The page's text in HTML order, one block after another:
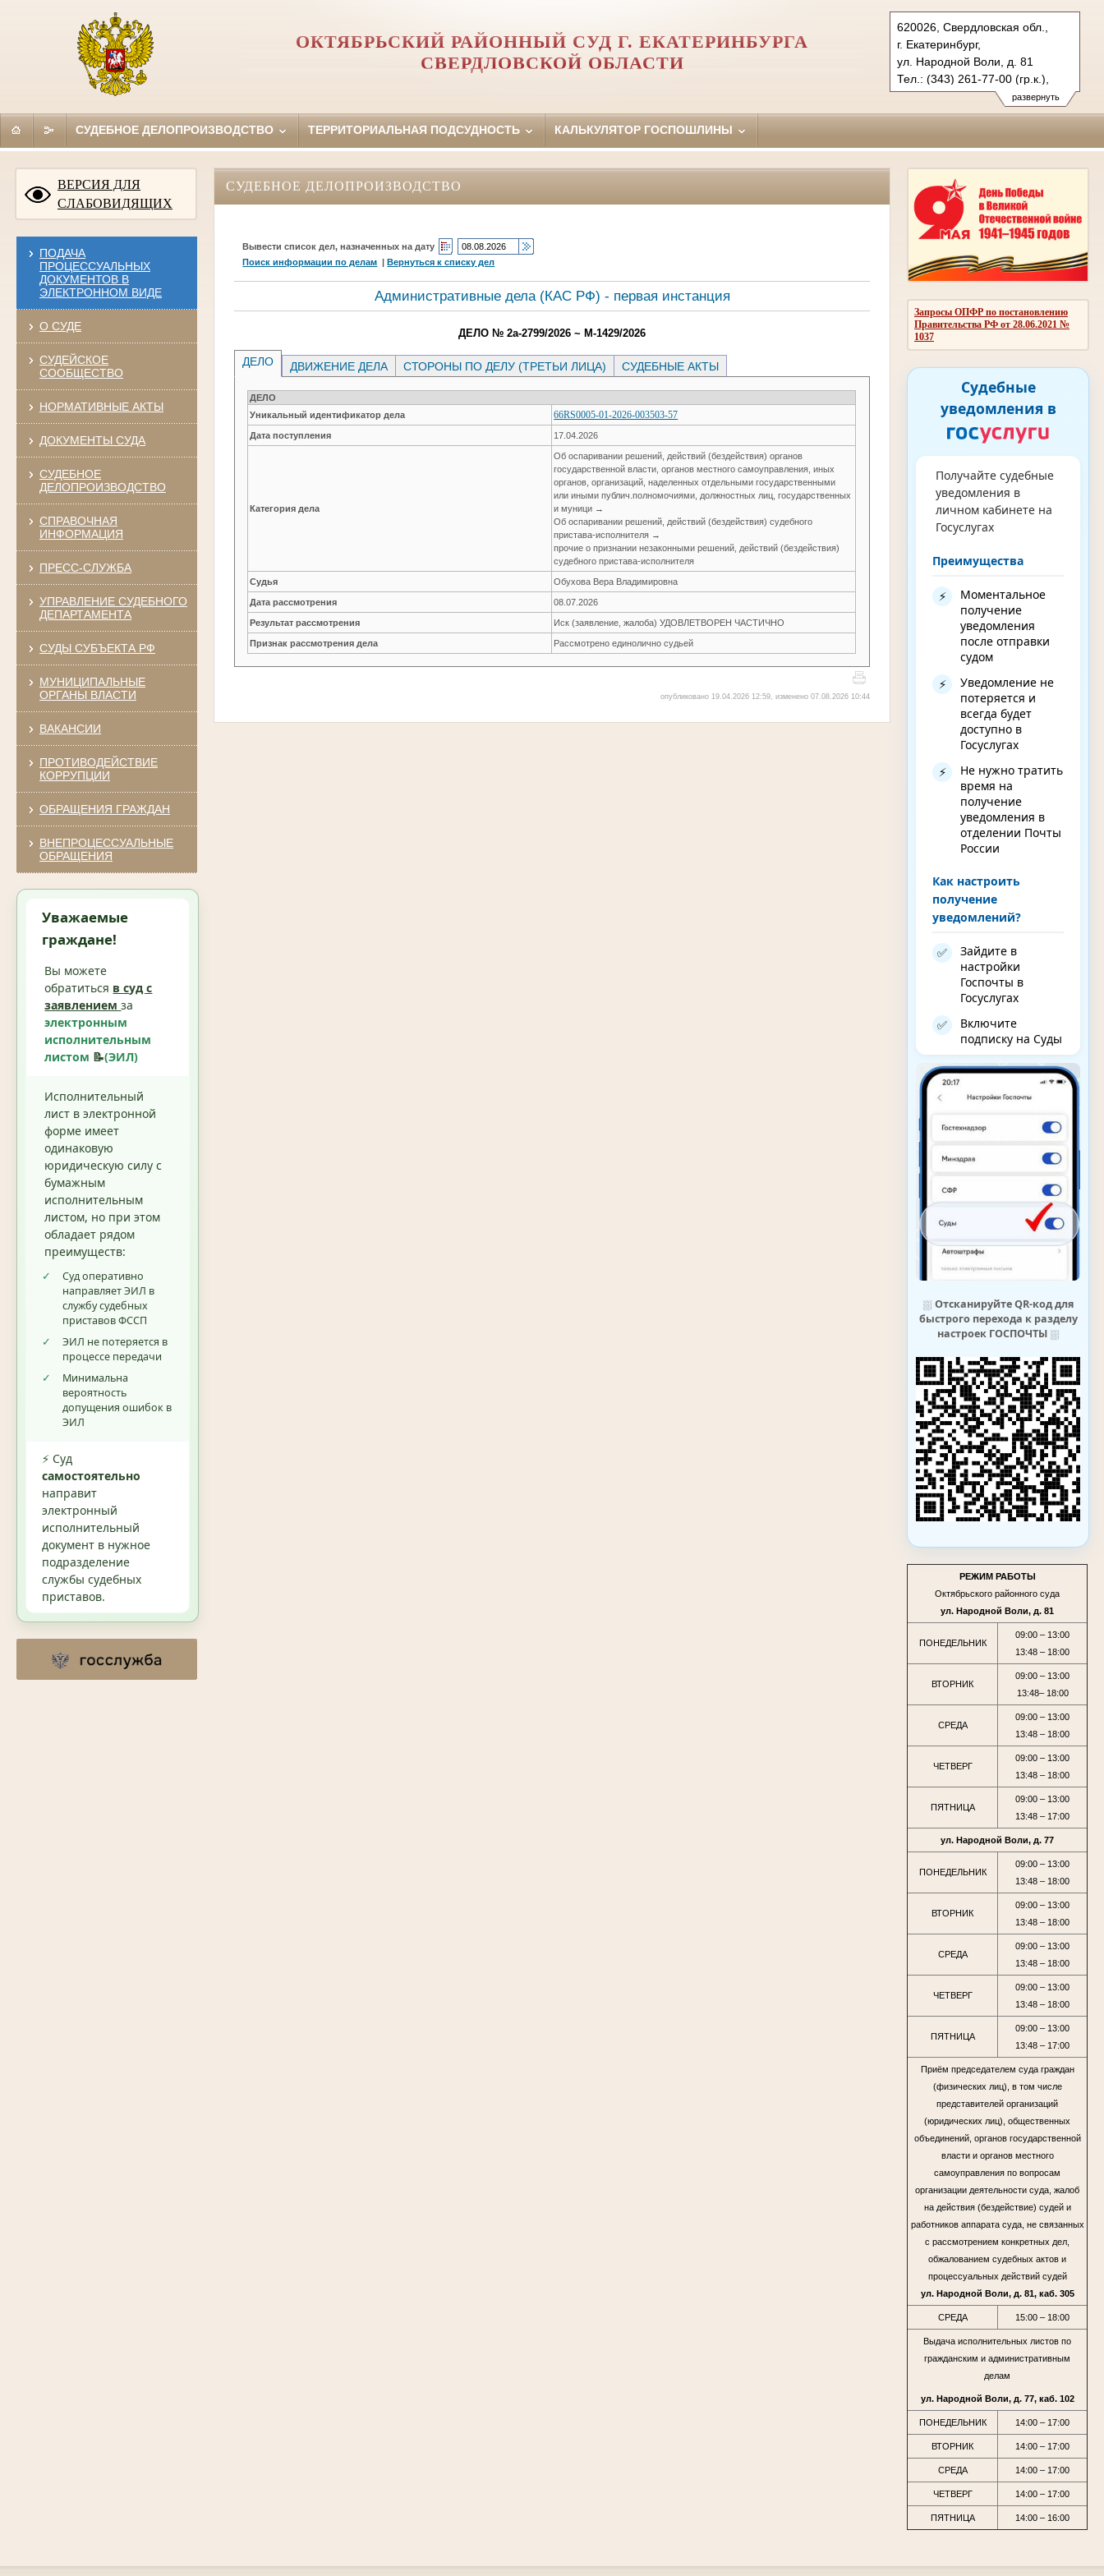
развернуть
620026, Свердловская обл.,
г. Екатеринбург,
ул. Народной Воли, д. 81
Тел.: (343) 261-77-00 (гр.к.),
261-62-72 (уг.к.), 261-69-79 (ф.)
oktiabrsky.svd@sudrf.ru
ОКТЯБРЬСКИЙ РАЙОННЫЙ СУД Г. ЕКАТЕРИНБУРГА
СВЕРДЛОВСКОЙ ОБЛАСТИ
СУДЕБНОЕ ДЕЛОПРОИЗВОДСТВО ТЕРРИТОРИАЛЬНАЯ ПОДСУДНОСТЬ КАЛЬКУЛЯТОР ГОСПОШЛИНЫ
ВЕРСИЯ ДЛЯ
СЛАБОВИДЯЩИХ
ПОДАЧА
ПРОЦЕССУАЛЬНЫХ
ДОКУМЕНТОВ В
ЭЛЕКТРОННОМ ВИДЕ
О СУДЕ
СУДЕЙСКОЕ
СООБЩЕСТВО
НОРМАТИВНЫЕ АКТЫ
ДОКУМЕНТЫ СУДА
СУДЕБНОЕ
ДЕЛОПРОИЗВОДСТВО
СПРАВОЧНАЯ
ИНФОРМАЦИЯ
ПРЕСС-СЛУЖБА
УПРАВЛЕНИЕ СУДЕБНОГО
ДЕПАРТАМЕНТА
СУДЫ СУБЪЕКТА РФ
МУНИЦИПАЛЬНЫЕ
ОРГАНЫ ВЛАСТИ
ВАКАНСИИ
ПРОТИВОДЕЙСТВИЕ
КОРРУПЦИИ
ОБРАЩЕНИЯ ГРАЖДАН
ВНЕПРОЦЕССУАЛЬНЫЕ
ОБРАЩЕНИЯ
Уважаемые
граждане!
Вы можете
обратиться в суд с
заявлениемза
электронным
исполнительным
листом 📝(ЭИЛ)
Исполнительный
лист в электронной
форме имеет
одинаковую
юридическую силу с
бумажным
исполнительным
листом, но при этом
обладает рядом
преимуществ:
✓
Суд оперативно
направляет ЭИЛ в
службу судебных
приставов ФССП
✓
ЭИЛ не потеряется в
процессе передачи
✓
Минимальна
вероятность
допущения ошибок в
ЭИЛ
⚡ Суд
самостоятельно
направит
электронный
исполнительный
документ в нужное
подразделение
службы судебных
приставов.
Запросы ОПФР по постановлению
Правительства РФ от 28.06.2021 №
1037
Судебные
уведомления в
Получайте судебные
уведомления в
личном кабинете на
Госуслугах
Преимущества
⚡
Моментальное
получение
уведомления
после отправки
судом
⚡
Уведомление не
потеряется и
всегда будет
доступно в
Госуслугах
⚡
Не нужно тратить
время на
получение
уведомления в
отделении Почты
России
Как настроить
получение
уведомлений?
✅
Зайдите в
настройки
Госпочты в
Госуслугах
✅
Включите
подписку на Суды
⛆ Отсканируйте QR-код для
быстрого перехода к разделу
настроек ГОСПОЧТЫ⛆
РЕЖИМ РАБОТЫ
Октябрьского районного суда
ул. Народной Воли, д. 81
ПОНЕДЕЛЬНИК
09:00 – 13:00
13:48 – 18:00
ВТОРНИК
09:00 – 13:00
13:48– 18:00
СРЕДА
09:00 – 13:00
13:48 – 18:00
ЧЕТВЕРГ
09:00 – 13:00
13:48 – 18:00
ПЯТНИЦА
09:00 – 13:00
13:48 – 17:00
ул. Народной Воли, д. 77
ПОНЕДЕЛЬНИК
09:00 – 13:00
13:48 – 18:00
ВТОРНИК
09:00 – 13:00
13:48 – 18:00
СРЕДА
09:00 – 13:00
13:48 – 18:00
ЧЕТВЕРГ
09:00 – 13:00
13:48 – 18:00
ПЯТНИЦА
09:00 – 13:00
13:48 – 17:00
Приём председателем суда граждан
(физических лиц), в том числе
представителей организаций
(юридических лиц), общественных
объединений, органов государственной
власти и органов местного
самоуправления по вопросам
организации деятельности суда, жалоб
на действия (бездействие) судей и
работников аппарата суда, не связанных
с рассмотрением конкретных дел,
обжалованием судебных актов и
процессуальных действий судей
ул. Народной Воли, д. 81, каб. 305
СРЕДА 15:00 – 18:00
Выдача исполнительных листов по
гражданским и административным
делам
ул. Народной Воли, д. 77, каб. 102
ПОНЕДЕЛЬНИК 14:00 – 17:00
ВТОРНИК 14:00 – 17:00
СРЕДА 14:00 – 17:00
ЧЕТВЕРГ 14:00 – 17:00
ПЯТНИЦА 14:00 – 16:00
СУДЕБНОЕ ДЕЛОПРОИЗВОДСТВО
Вывести список дел, назначенных на дату
Поиск информации по делам |Вернуться к списку дел
Административные дела (КАC РФ) - первая инстанция
ДЕЛО № 2а-2799/2026 ~ М-1429/2026
ДЕЛО ДВИЖЕНИЕ ДЕЛА СТОРОНЫ ПО ДЕЛУ (ТРЕТЬИ ЛИЦА) СУДЕБНЫЕ АКТЫ
ДЕЛО
Уникальный идентификатор дела
66RS0005-01-2026-003503-57
Дата поступления 17.04.2026
Категория дела
Об оспаривании решений, действий (бездействия) органов
государственной власти, органов местного самоуправления, иных
органов, организаций, наделенных отдельными государственными
или иными публич.полномочиями, должностных лиц, государственных
и муници →
Об оспаривании решений, действий (бездействия) судебного
пристава-исполнителя →
прочие о признании незаконными решений, действий (бездействия)
судебного пристава-исполнителя
Судья Обухова Вера Владимировна
Дата рассмотрения 08.07.2026
Результат рассмотрения Иск (заявление, жалоба) УДОВЛЕТВОРЕН ЧАСТИЧНО
Признак рассмотрения дела Рассмотрено единолично судьей
опубликовано 19.04.2026 12:59, изменено 07.08.2026 10:44